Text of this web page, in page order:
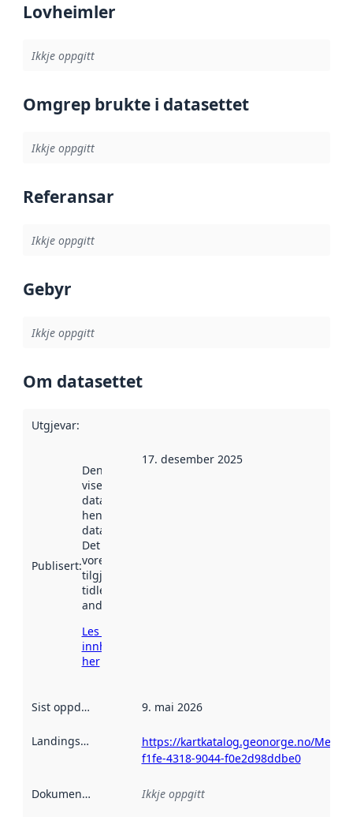
Lovheimler
Ikkje oppgitt
Omgrep brukte i datasettet
Ikkje oppgitt
Referansar
Ikkje oppgitt
Gebyr
Ikkje oppgitt
Om datasettet
Utgjevar:
Publisert:
Denne datoen
viser når
datasettet vart
henta inn av
data.norge.no.
Det kan ha
vore
tilgjengeleg
tidlegare
andre stader.
Les meir om
innhenting
her
17. desember 2025
Sist oppdatert 9. mai 2026
Landingsside
https://kartkatalog.geonorge.no/
f1fe-4318-9044-f0e2d98ddbe0
Dokumentasjon Ikkje oppgitt